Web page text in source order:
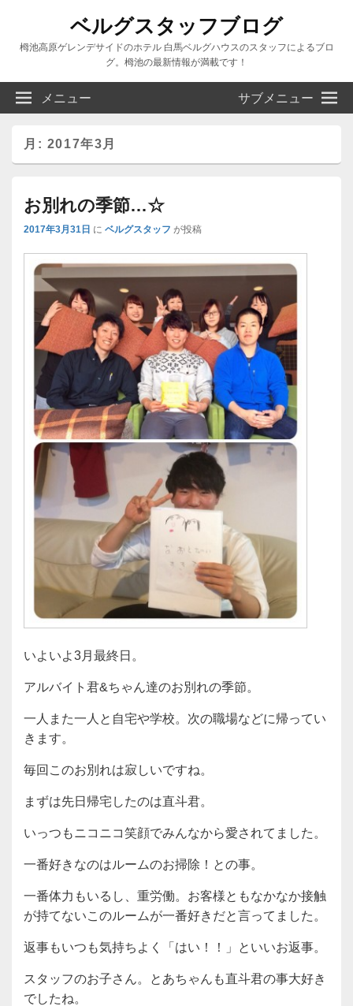
ベルグスタッフブログ
栂池高原ゲレンデサイドのホテル 白馬ベルグハウスのスタッフによるブロ
グ。栂池の最新情報が満載です！
メニュー サブメニュー
月: 2017年3月
お別れの季節…☆
2017年3月31日 に ベルグスタッフ が投稿
いよいよ3月最終日。
アルバイト君&ちゃん達のお別れの季節。
一人また一人と自宅や学校。次の職場などに帰ってい
きます。
毎回このお別れは寂しいですね。
まずは先日帰宅したのは直斗君。
いっつもニコニコ笑顔でみんなから愛されてました。
一番好きなのはルームのお掃除！との事。
一番体力もいるし、重労働。お客様ともなかなか接触
が持てないこのルームが一番好きだと言ってました。
返事もいつも気持ちよく「はい！！」といいお返事。
スタッフのお子さん。とあちゃんも直斗君の事大好き
でしたね。